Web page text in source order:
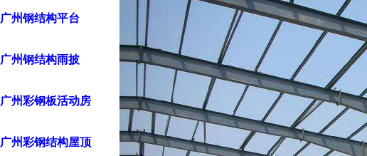
广州钢结构平台
广州钢结构雨披
广州彩钢板活动房
广州彩钢结构屋顶